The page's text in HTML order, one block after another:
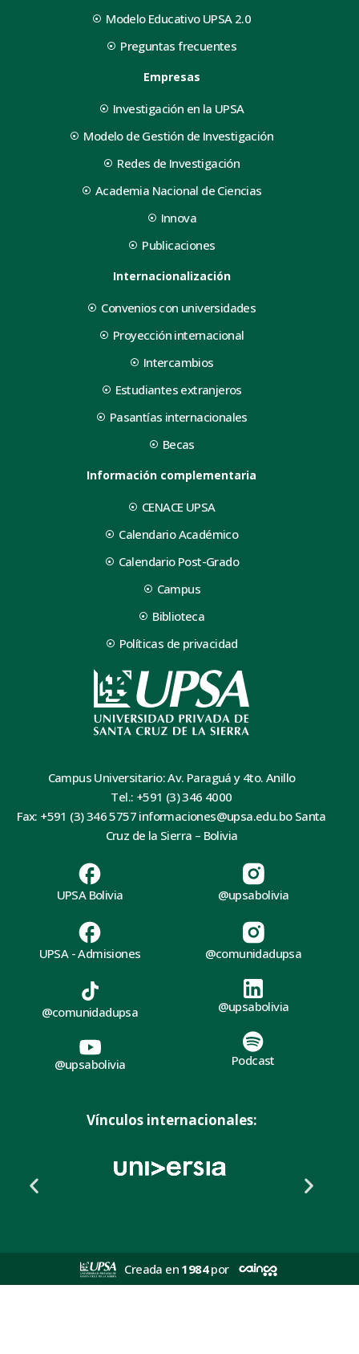
Modelo Educativo UPSA 2.0
Preguntas frecuentes
Empresas
Investigación en la UPSA
Modelo de Gestión de Investigación
Redes de Investigación
Academia Nacional de Ciencias
Innova
Publicaciones
Internacionalización
Convenios con universidades
Proyección internacional
Intercambios
Estudiantes extranjeros
Pasantías internacionales
Becas
Información complementaria
CENACE UPSA
Calendario Académico
Calendario Post-Grado
Campus
Biblioteca
Políticas de privacidad
Campus Universitario: Av. Paraguá y 4to. Anillo
Tel.: +591 (3) 346 4000
Fax: +591 (3) 346 5757 informaciones@upsa.edu.bo Santa
Cruz de la Sierra – Bolivia
UPSA Bolivia
UPSA - Admisiones
@upsabolivia
@comunidadupsa
@comunidadupsa
@upsabolivia
@upsabolivia
Podcast
Vínculos internacionales:
Creada en 1984por